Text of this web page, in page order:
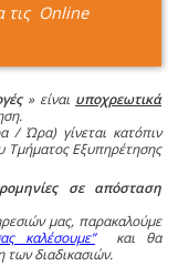
τις Online
» είναι υποχρεωτικά
Ώρα) γίνεται κατόπιν
Τμήματος Εξυπηρέτησης
σε απόσταση
μας, παρακαλούμε
καλέσουμε”και θα
των διαδικασιών.